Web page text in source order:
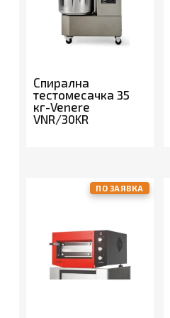
Спирална
тестомесачка 35
кг-Venere
VNR/30KR
ПО ЗАЯВКА